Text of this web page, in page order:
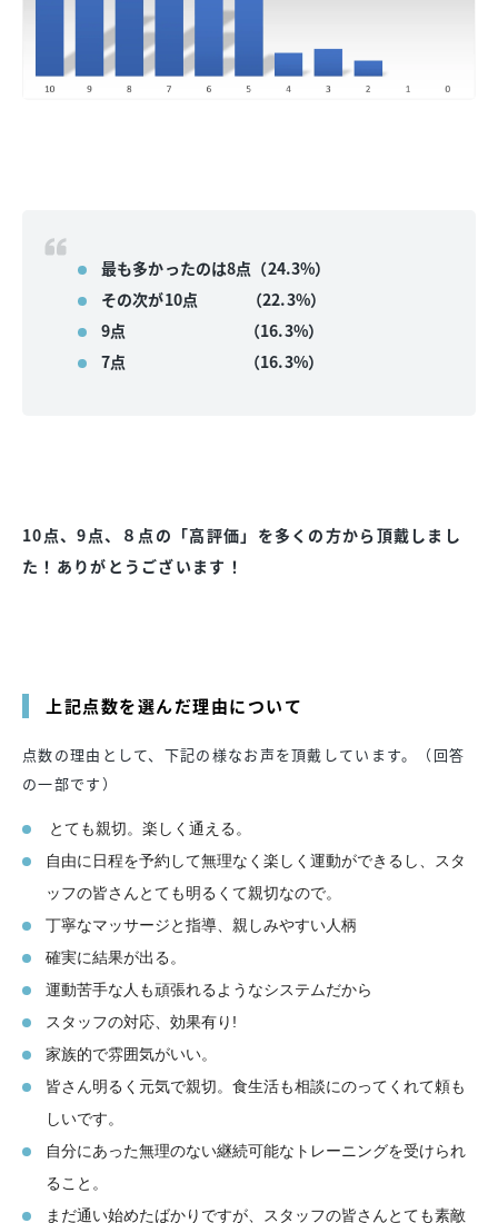
最も多かったのは8点（24.3%）
その次が10点 （22.3%）
9点 （16.3%）
7点 （16.3%）
10点、9点、８点の「高評価」を多くの方から頂戴しまし
た！ありがとうございます！
上記点数を選んだ理由について
点数の理由として、下記の様なお声を頂戴しています。（回答
の一部です）
とても親切。楽しく通える。
自由に日程を予約して無理なく楽しく運動ができるし、スタ
ッフの皆さんとても明るくて親切なので。
丁寧なマッサージと指導、親しみやすい人柄
確実に結果が出る。
運動苦手な人も頑張れるようなシステムだから
スタッフの対応、効果有り!
家族的で雰囲気がいい。
皆さん明るく元気で親切。食生活も相談にのってくれて頼も
しいです。
自分にあった無理のない継続可能なトレーニングを受けられ
ること。
まだ通い始めたばかりですが、スタッフの皆さんとても素敵